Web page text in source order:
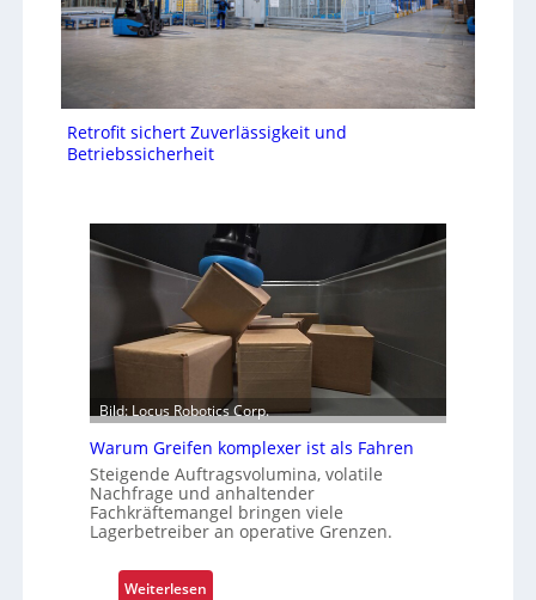
Retrofit sichert Zuverlässigkeit und
Betriebssicherheit
Bild: Locus Robotics Corp.
Warum Greifen komplexer ist als Fahren
Steigende Auftragsvolumina, volatile
Nachfrage und anhaltender
Fachkräftemangel bringen viele
Lagerbetreiber an operative Grenzen.
Weiterlesen